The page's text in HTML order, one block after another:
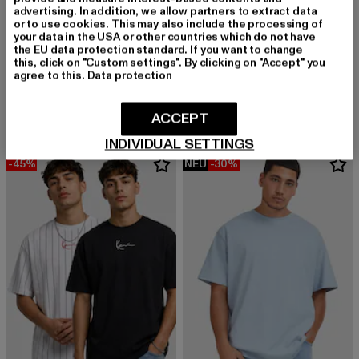
URBAN CLASSICS
Ladies Essentials
Derzeitiger Preis: 18,89 EURAktionspreis: 29,99 EUR
URBAN CLASSICS
Stripes Mesh Shorts
-45% NEU -30%
advertising. In addition, we allow partners to extract data
or to use cookies. This may also include the processing of
your data in the USA or other countries which do not have
the EU data protection standard. If you want to change
this, click on "Custom settings". By clicking on "Accept" you
agree to this. Data protection
INDIVIDUAL SETTINGS
ACCEPT